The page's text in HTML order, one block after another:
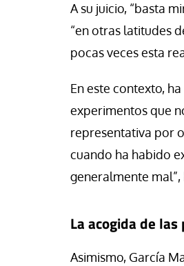
A su juicio, “basta
“en otras latitudes
pocas veces esta
En este contexto,
experimentos que
representativa por
cuando ha habido
generalmente mal”,
La acogida de
Asimismo, García